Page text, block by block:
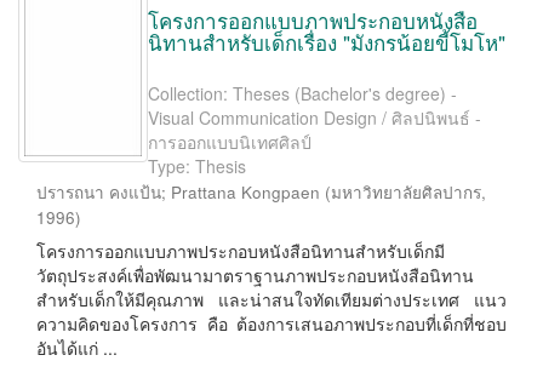
โครงการออกแบบภาพประกอบหนังสือ
นิทานสำหรับเด็กเรื่อง "มังกรน้อยขี้โมโห"
Collection: Theses (Bachelor's degree) -
Visual Communication Design / ศิลปนิพนธ์ -
การออกแบบนิเทศศิลป์
Type: Thesis
ปรารถนา คงแป้น; Prattana Kongpaen (มหาวิทยาลัยศิลปากร,
1996)
โครงการออกแบบภาพประกอบหนังสือนิทานสำหรับเด็กมี
วัตถุประสงค์เพื่อพัฒนามาตราฐานภาพประกอบหนังสือนิทาน
สำหรับเด็กให้มีคุณภาพ และน่าสนใจทัดเทียมต่างประเทศ แนว
ความคิดของโครงการ คือ ต้องการเสนอภาพประกอบที่เด็กที่ชอบ
อันได้แก่ ...